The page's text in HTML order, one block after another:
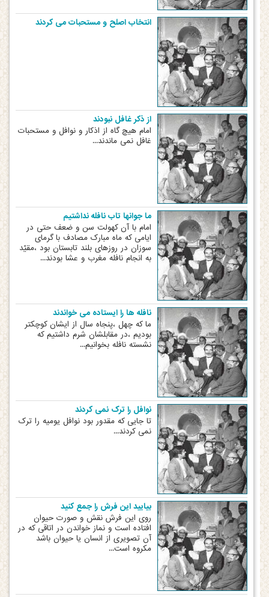
انتخاب اصلح و مستحبات می کردند
از ذکر غافل نبودند
امام هیچ گاه از اذکار و نوافل و مستحبات
غافل نمی ماندند...
ما جوانها تاب نافله نداشتیم
امام با آن کهولت سن و ضعف حتی در
ایامی که ماه مبارک مصادف با گرمای
سوزان در روزهای بلند تابستان بود ،مقیّد
به انجام نافله مغرب و عشا بودند...
نافله ها را ایستاده می خواندند
ما که چهل ،پنجاه سال از ایشان کوچکتر
بودیم ،در مقابلشان شرم داشتیم که
نشسته نافله بخوانیم...
نوافل را ترک نمی کردند
تا جایی که مقدور بود نوافل یومیه را ترک
نمی کردند...
بیایید این فرش را جمع کنید
روی این فرش نقش و صورت حیوان
افتاده است و نماز خواندن در اتاقی که در
آن تصویری از انسان یا حیوان باشد
مکروه است...